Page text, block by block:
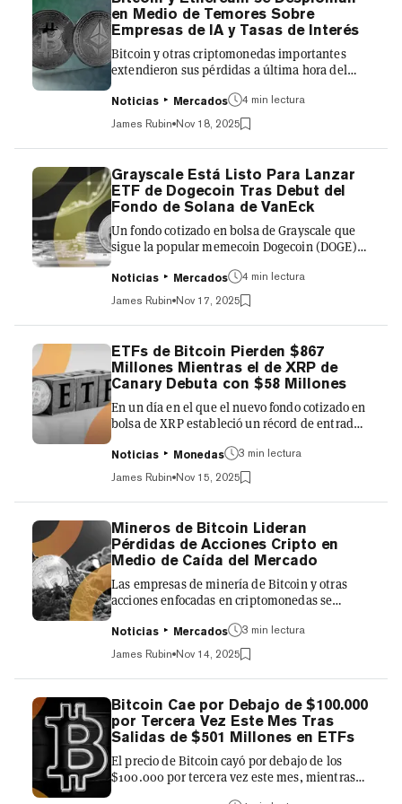
activos del Reino Unido Farside Investors, el
total más alto para cualquier período de días
consecutivos en sus 22 meses de historia. "El
IBIT tuvo ayer su peor d...
en Medio de Temores Sobre
Empresas de IA y Tasas de Interés
Bitcoin y otras criptomonedas importantes
extendieron sus pérdidas a última hora del
los activos de riesgo, mientras los inversores se
preocupaban por las incertidumbres
macroeconómicas, incluyendo nuevas
inquietudes sobre las tasas de interés en
Estados Unidos y el gasto de las grandes
empresas tecnológicas en iniciativas de
inteligencia artificial. Bitcoin cotizaba
recientemente a alrededor de $92.200, con una
caída del 2,3% en las últimas 24 horas, y...
Noticias Mercados
4 min lectura
James Rubin Nov 18, 2025
Grayscale Está Listo Para Lanzar
ETF de Dogecoin Tras Debut del
Fondo de Solana de VanEck
Un fondo cotizado en bolsa de Grayscale que
sigue la popular memecoin Dogecoin (DOGE)
que podría sumarse a una lista creciente de
productos centrados en altcoins disponibles
para inversionistas en Estados Unidos. El
Grayscale Dogecoin Trust (DOGE), una
conversión de un fondo existente, cotizaría en
la Bolsa de Valores de Nueva York. Grayscale
enmendó su prospecto S-1 a principios de este
mes, iniciando una cuenta regresiva para su
comienzo, aunque l...
Noticias Mercados
4 min lectura
James Rubin Nov 17, 2025
ETFs de Bitcoin Pierden $867
Millones Mientras el de XRP de
Canary Debuta con $58 Millones
En un día en el que el nuevo fondo cotizado en
bolsa de XRP estableció un récord de entradas
de Bitcoin y Ethereum soportaron uno de sus
peores días en términos de inversiones. El
jueves, los 11 ETFs spot de BTC perdieron casi
$867 millones en activos, el segundo total más
alto en sus 22 meses de historia, mientras que
los nueve fondos de ETH sangraron $260
millones adicionales, según la gestora de
activos del Reino Unido Farside Investors. Las
sali...
Noticias Monedas
3 min lectura
James Rubin Nov 15, 2025
Mineros de Bitcoin Lideran
Pérdidas de Acciones Cripto en
Medio de Caída del Mercado
Las empresas de minería de Bitcoin y otras
acciones enfocadas en criptomonedas se
generalizada en los mercados cripto y otros
activos de riesgo, impulsada por las mismas
incertidumbres macroeconómicas que han
afectado a los mercados durante semanas. Las
acciones de los mineros Bitdeer Technologies
Group y Bitfarms cayeron más del 20% y 17%,
respectivamente, mientras que Cipher Mining
cayó un 13%. Los precios de las acciones de
otros líderes del sector,...
Noticias Mercados
3 min lectura
James Rubin Nov 14, 2025
Bitcoin Cae por Debajo de $100.000
por Tercera Vez Este Mes Tras
Salidas de $501 Millones en ETFs
El precio de Bitcoin cayó por debajo de los
$100.000 por tercera vez este mes, mientras